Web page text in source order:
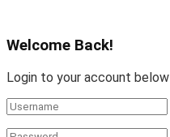
Welcome Back!
Login to your account below